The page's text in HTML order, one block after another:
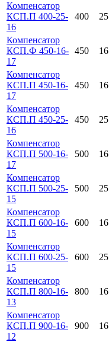
Компенсатор
КСП.П 400-25-
16
400 25
Компенсатор
КСП.Ф 450-16-
17
450 16
Компенсатор
КСП.П 450-16-
17
450 16
Компенсатор
КСП.П 450-25-
16
450 25
Компенсатор
КСП.П 500-16-
17
500 16
Компенсатор
КСП.П 500-25-
15
500 25
Компенсатор
КСП.П 600-16-
15
600 16
Компенсатор
КСП.П 600-25-
15
600 25
Компенсатор
КСП.П 800-16-
13
800 16
Компенсатор
КСП.П 900-16-
12
900 16